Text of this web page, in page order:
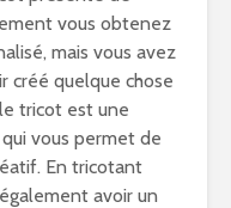
vous obtenez
mais vous avez
créé quelque chose
tricot est une
vous permet de
En tricotant
avoir un